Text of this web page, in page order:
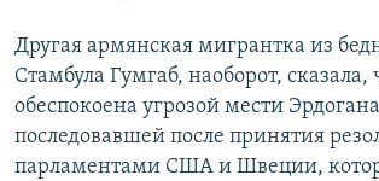
Другая армянская мигрантка из
Стамбула Гумгаб, наоборот, сказала,
обеспокоена угрозой мести
последовавшей после принятия
парламентами США и Швеции,